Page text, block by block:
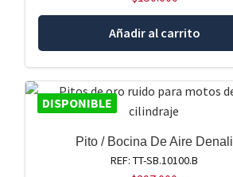
Añadir al carrito
DISPONIBLE
Pito / Bocina De Aire Denali
REF: TT-SB.10100.B